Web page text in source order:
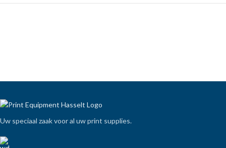
Uw speciaal zaak voor al uw print supplies.